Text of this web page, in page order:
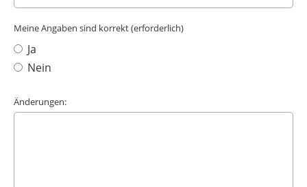
Meine Angaben sind korrekt (erforderlich)
Ja
Nein
Änderungen: